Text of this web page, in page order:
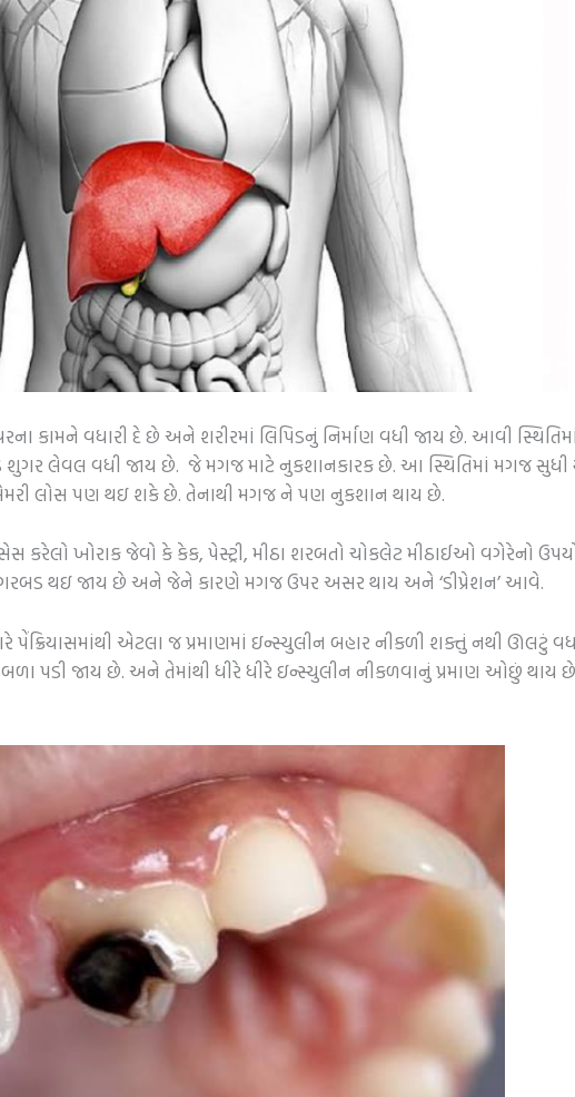
વધારી દે છે અને શરીરમાં લિપિડનું નિર્માણ વધી જાય છે. આવી
શુગર લેવલ વધી જાય છે. જે મગજ માટે નુકશાનકારક છે. આ સ્થિતિમાં મગજ સુધી
લોસ પણ થઇ શકે છે. તેનાથી મગજ ને પણ નુકશાન થાય છે.
કરેલો ખોરાક જેવો કે કેક, પેસ્ટ્રી, મીઠા શરબતો ચોકલેટ મીઠાઈઓ વગેરેનો
ગરબડ થઇ જાય છે અને જેને કારણે મગજ ઉપર અસર થાય અને ‘ડીપ્રેશન’ આવે.
પેંક્રિયાસમાંથી એટલા જ પ્રમાણમાં ઇન્સ્યુલીન બહાર નીકળી શક્તું નથી ઊલટું
પડી જાય છે. અને તેમાંથી ધીરે ધીરે ઇન્સ્યુલીન નીકળવાનું પ્રમાણ ઓછું થાય